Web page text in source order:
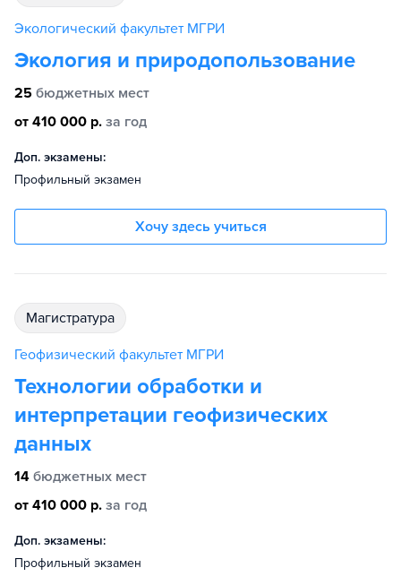
Экологический факультет МГРИ
Экология и природопользование
25 бюджетных мест
от 410 000 р. за год
Доп. экзамены:
Профильный экзамен
Хочу здесь учиться
магистратура
Геофизический факультет МГРИ
Технологии обработки и
интерпретации геофизических
данных
14 бюджетных мест
от 410 000 р. за год
Доп. экзамены:
Профильный экзамен